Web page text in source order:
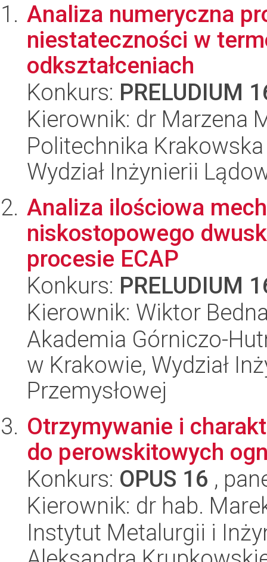
Analiza numeryczna
niestateczności w
odkształceniach
Konkurs: PRELUDIUM
Kierownik: dr Marzena
Politechnika
Wydział Inżynierii
Analiza ilościowa
niskostopowego
procesie ECAP
Konkurs: PRELUDIUM
Kierownik: Wiktor
Akademia Górniczo-
w Krakowie, Wydział
Przemysłowej
Otrzymywanie i
do perowskitowych
Konkurs: OPUS 16 ,
Kierownik: dr hab.
Instytut Metalurgii i